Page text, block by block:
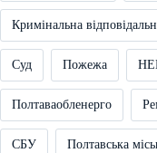
Кримінальна
Суд Пожежа
Полтаваобленерго
СБУ Полтавська